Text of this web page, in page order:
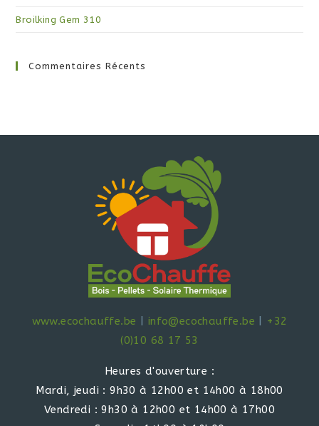
Broilking Gem 310
Commentaires Récents
www.ecochauffe.be info@ecochauffe.be
+32
(0)10 68 17 53
Heures d'ouverture :
Mardi, jeudi : 9h30 à 12h00 et 14h00 à 18h00
Vendredi : 9h30 à 12h00 et 14h00 à 17h00